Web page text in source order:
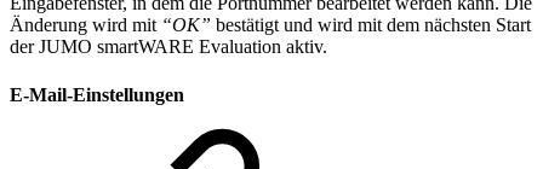
Änderung wird mit “OK” bestätigt und wird mit dem nächsten Start
der JUMO smartWARE Evaluation aktiv.
E-Mail-Einstellungen